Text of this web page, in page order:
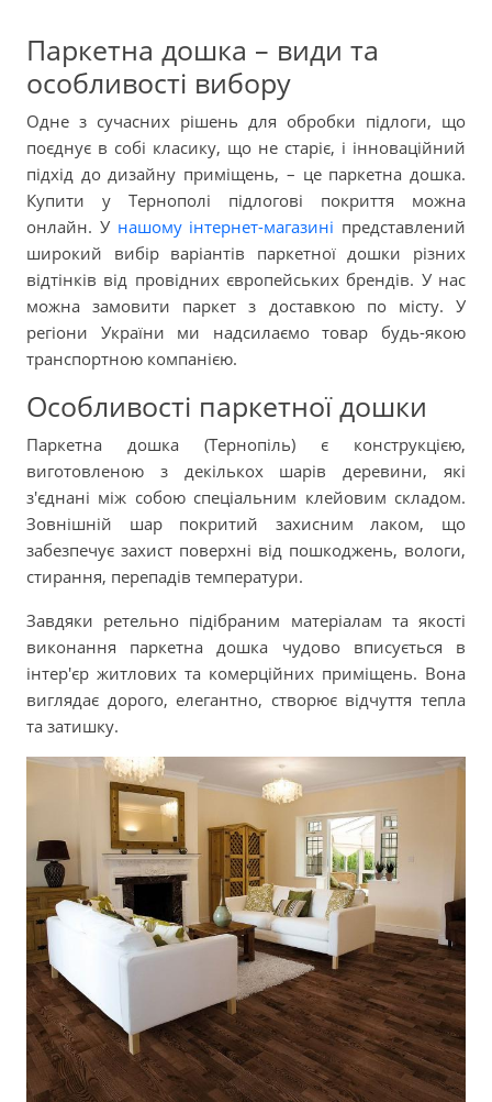
Паркетна дошка – види та
особливості вибору
Одне з сучасних рішень для обробки підлоги, що
поєднує в собі класику, що не старіє, і інноваційний
підхід до дизайну приміщень, – це паркетна дошка.
Купити у Тернополі підлогові покриття можна
онлайн. У нашому інтернет-магазині представлений
широкий вибір варіантів паркетної дошки різних
відтінків від провідних європейських брендів. У нас
можна замовити паркет з доставкою по місту. У
регіони України ми надсилаємо товар будь-якою
транспортною компанією.
Особливості паркетної дошки
Паркетна дошка (Тернопіль) є конструкцією,
виготовленою з декількох шарів деревини, які
з'єднані між собою спеціальним клейовим складом.
Зовнішній шар покритий захисним лаком, що
забезпечує захист поверхні від пошкоджень, вологи,
стирання, перепадів температури.
Завдяки ретельно підібраним матеріалам та якості
виконання паркетна дошка чудово вписується в
інтер'єр житлових та комерційних приміщень. Вона
виглядає дорого, елегантно, створює відчуття тепла
та затишку.